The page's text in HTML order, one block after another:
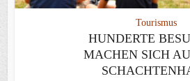
Tourismus
HUNDERTE
MACHEN SICH